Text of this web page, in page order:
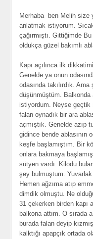
Merhaba ben Melih size
anlatmak istiyorum.
çağırmıştı. Gittiğimde
oldukça güzel bakımlı
Kapı açılınca ilk
Genelde ya onun
odasında takılırdık.
düşünmüştüm. Balkonda
istiyordum. Neyse geçtik
falan oynadık bir ara
açmıştık. Genelde azıp
gidince bende ablasının
keşfe başlamıştım. Bir
onlara bakmaya
sütyen vardı. Kilodu
şey bulmuştum.
Hemen ağzıma atıp
dimdik olmuştu. Ne
31 çekerken birden kapı
balkona attım. O sırada
burada falan deyip
kalktığı apapçık ortada